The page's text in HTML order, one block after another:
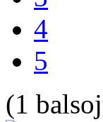
4
5
(1